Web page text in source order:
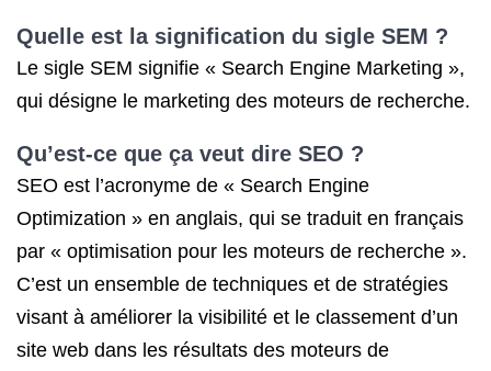
Quelle est la signification du sigle SEM ?
Le sigle SEM signifie « Search Engine Marketing »,
qui désigne le marketing des moteurs de recherche.
Qu’est-ce que ça veut dire SEO ?
SEO est l’acronyme de « Search Engine
Optimization » en anglais, qui se traduit en français
par « optimisation pour les moteurs de recherche ».
C’est un ensemble de techniques et de stratégies
visant à améliorer la visibilité et le classement d’un
site web dans les résultats des moteurs de